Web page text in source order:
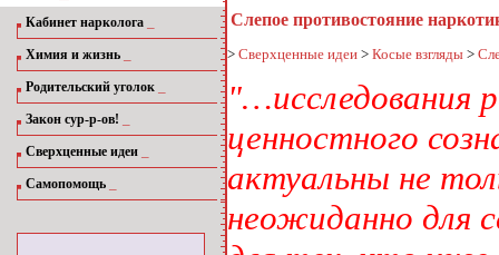
Кабинет нарколога
Химия и жизнь
Родительский уголок
Закон сур-р-ов!
Сверхценные идеи
Самопомощь
Слепое противостояние
> Сверхценные идеи > Косые взгляды >
"…исследования
ценностного
актуальны не
неожиданно для